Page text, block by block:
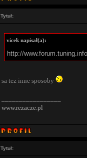
Tytuł:
vicek napisał(a):
http://
sa tez inne sposoby
www.rezacze.pl
Tytuł: